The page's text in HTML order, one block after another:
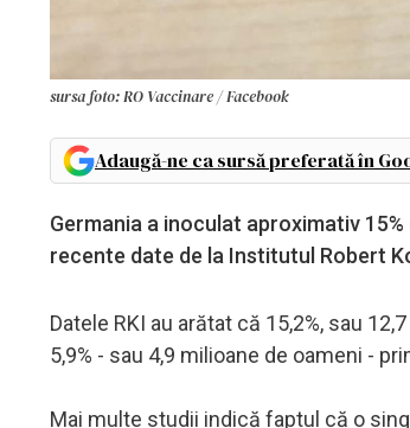
sursa foto: RO Vaccinare / Facebook
Adaugă-ne ca sursă preferată în
Germania a inoculat aproximativ
recente date de la Institutul Robert
Datele RKI au arătat că 15,2%, sau
5,9% - sau 4,9 milioane de oameni -
Mai multe studii indică faptul că o